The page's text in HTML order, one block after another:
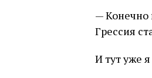
— Конечно
Грессия
И тут уже